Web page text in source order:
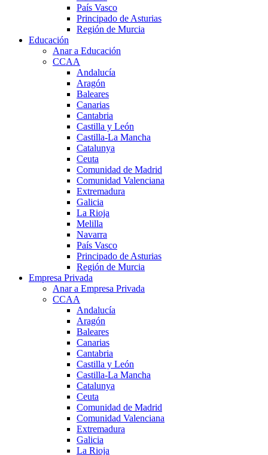
País Vasco
Principado de Asturias
Región de Murcia
Educación
Anar a Educación
CCAA
Andalucía
Aragón
Baleares
Canarias
Cantabria
Castilla y León
Castilla-La Mancha
Catalunya
Ceuta
Comunidad de Madrid
Comunidad Valenciana
Extremadura
Galicia
La Rioja
Melilla
Navarra
País Vasco
Principado de Asturias
Región de Murcia
Empresa Privada
Anar a Empresa Privada
CCAA
Andalucía
Aragón
Baleares
Canarias
Cantabria
Castilla y León
Castilla-La Mancha
Catalunya
Ceuta
Comunidad de Madrid
Comunidad Valenciana
Extremadura
Galicia
La Rioja